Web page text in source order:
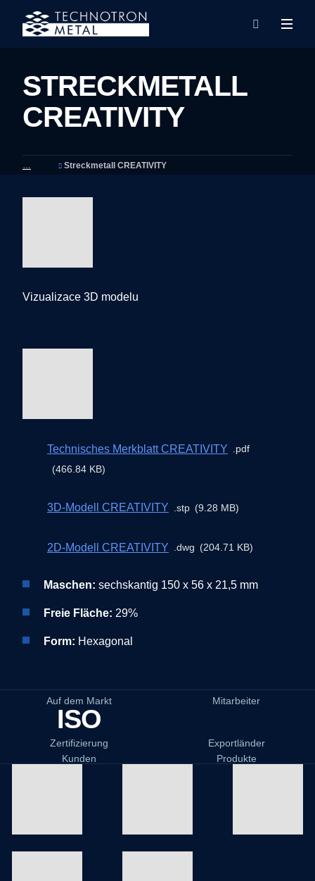
STRECKMETALL
CREATIVITY
Streckmetall CREATIVITY
Vizualizace 3D modelu
Technisches Merkblatt CREATIVITY
pdf
466.84 KB
3D-Modell CREATIVITY stp 9.28 MB
2D-Modell CREATIVITY dwg 204.71 KB
Maschen: sechskantig 150 x 56 x 21,5 mm
Freie Fläche: 29%
Form: Hexagonal
Auf dem Markt Mitarbeiter
ISO
Zertifizierung
Exportländer
Kunden
Produkte